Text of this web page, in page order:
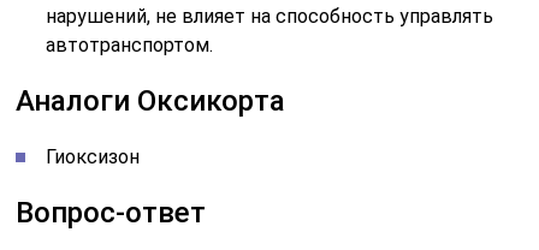
нарушений, не влияет на способность управлять
автотранспортом.
Аналоги Оксикорта
Гиоксизон
Вопрос-ответ